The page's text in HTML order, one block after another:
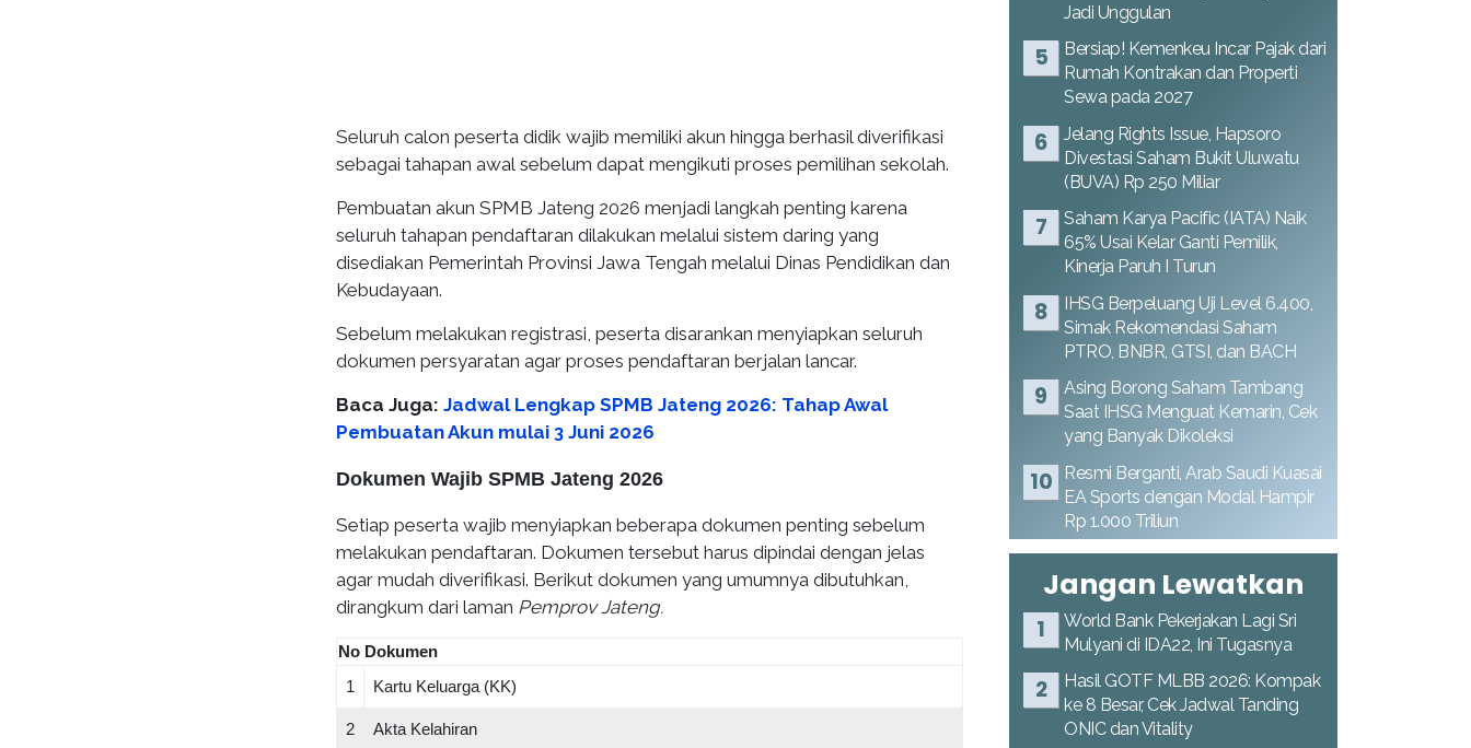
Seluruh calon peserta didik wajib memiliki akun hingga berhasil diverifikasi
sebagai tahapan awal sebelum dapat mengikuti proses pemilihan sekolah.
Pembuatan akun SPMB Jateng 2026 menjadi langkah penting karena
seluruh tahapan pendaftaran dilakukan melalui sistem daring yang
disediakan Pemerintah Provinsi Jawa Tengah melalui Dinas Pendidikan dan
Kebudayaan.
Sebelum melakukan registrasi, peserta disarankan menyiapkan seluruh
dokumen persyaratan agar proses pendaftaran berjalan lancar.
Baca Juga: Jadwal Lengkap SPMB Jateng 2026: Tahap Awal
Pembuatan Akun mulai 3 Juni 2026
Dokumen Wajib SPMB Jateng 2026
Setiap peserta wajib menyiapkan beberapa dokumen penting sebelum
melakukan pendaftaran. Dokumen tersebut harus dipindai dengan jelas
agar mudah diverifikasi. Berikut dokumen yang umumnya dibutuhkan,
dirangkum dari laman Pemprov Jateng.
No Dokumen
1
Kartu Keluarga (KK)
2 Akta Kelahiran
Jadi Unggulan
Bersiap! Kemenkeu Incar Pajak dari
Rumah Kontrakan dan Properti
Sewa pada 2027
Jelang Rights Issue, Hapsoro
Divestasi Saham Bukit Uluwatu
(BUVA) Rp 250 Miliar
Saham Karya Pacific (IATA) Naik
65% Usai Kelar Ganti Pemilik,
Kinerja Paruh I Turun
IHSG Berpeluang Uji Level 6.400,
Simak Rekomendasi Saham
PTRO, BNBR, GTSI, dan BACH
Asing Borong Saham Tambang
Saat IHSG Menguat Kemarin, Cek
yang Banyak Dikoleksi
Resmi Berganti, Arab Saudi Kuasai
EA Sports dengan Modal Hampir
Rp 1.000 Triliun
Jangan Lewatkan
World Bank Pekerjakan Lagi Sri
Mulyani di IDA22, Ini Tugasnya
Hasil GOTF MLBB 2026: Kompak
ke 8 Besar, Cek Jadwal Tanding
ONIC dan Vitality